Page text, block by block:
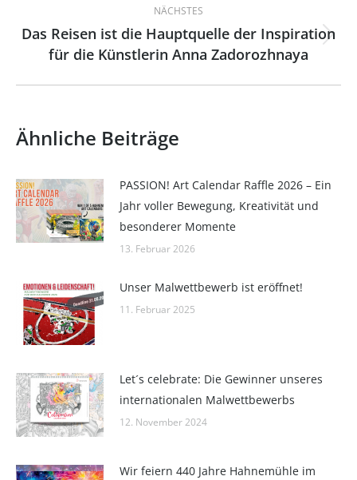
NÄCHSTES
Nächster
Beitrag:
Das Reisen ist die Hauptquelle der Inspiration
für die Künstlerin Anna Zadorozhnaya
Ähnliche Beiträge
PASSION! Art Calendar Raffle 2026 – Ein
Jahr voller Bewegung, Kreativität und
besonderer Momente
13. Februar 2026
Unser Malwettbewerb ist eröffnet!
11. Februar 2025
Let´s celebrate: Die Gewinner unseres
internationalen Malwettbewerbs
12. November 2024
Wir feiern 440 Jahre Hahnemühle im